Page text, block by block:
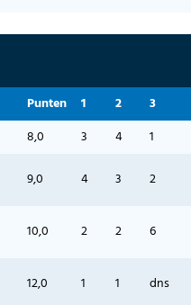
Punten 1 2
3
8,0 3 4 1
9,0 4 3 2
10,0 2 2 6
12,0 1 1 dns